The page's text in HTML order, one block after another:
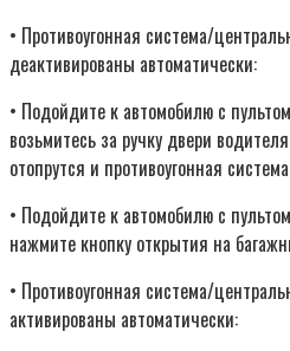
• Противоугонная система/
деактивированы автоматически:
• Подойдите к автомобилю с
возьмитесь за ручку двери
отопрутся и противоугонная
• Подойдите к автомобилю с
нажмите кнопку открытия на
• Противоугонная система/
активированы автоматически: